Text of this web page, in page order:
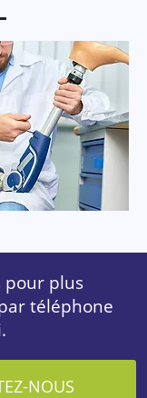
pour plus
téléphone
NOUS